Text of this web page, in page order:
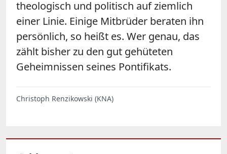
theologisch und politisch auf ziemlich
einer Linie. Einige Mitbrüder beraten ihn
persönlich, so heißt es. Wer genau, das
zählt bisher zu den gut gehüteten
Geheimnissen seines Pontifikats.
Christoph Renzikowski (KNA)